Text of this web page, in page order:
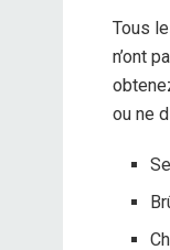
Tous
n’ont
ou ne